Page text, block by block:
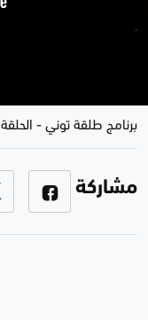
برنامج طلقة توني- الحلقة 21
مشاركة